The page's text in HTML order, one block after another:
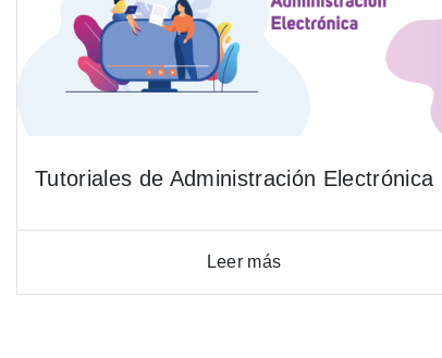
Tutoriales de Administración Electrónica
Leer más